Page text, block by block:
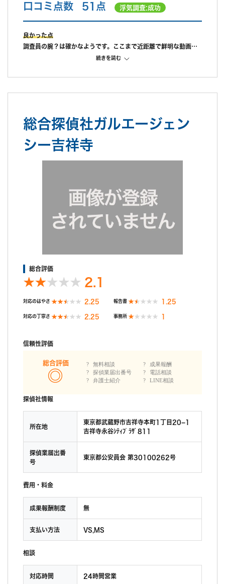
口コミ点数 51点 浮気調査:成功
良かった点
調査員の腕？は確かなようです。ここまで近距離で鮮明な動画が
かったため納得してしまった。もっとリサーチしてから契約すれ
見える。追加調査も勧められた。
続きを読む
総合探偵社ガルエージェン
シー吉祥寺
総合評価
2.1
対応のはやさ 2.25 報告書 1.25
対応の丁寧さ 2.25 事務所 1
信頼性評価
総合評価
無料相談
探偵業届出番号
弁護士紹介
成果報酬
電話相談
LINE相談
探偵社情報
所在地
東京都武蔵野市吉祥寺本町1丁目20−1
吉祥寺永谷ｼﾃｨﾌﾟﾗｻﾞ811
探偵業届出番
号
東京都公安員会 第30100262号
費用・料金
成果報酬制度 無
支払い方法 VS,MS
相談
対応時間 24時間営業